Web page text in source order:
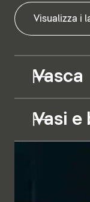
Visualizza i
Vasca
Vasi e